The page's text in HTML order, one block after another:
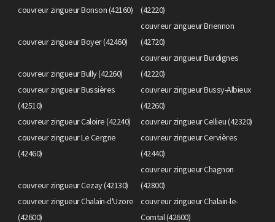
couvreur zingueur Bonson (42160)
(42220)
couvreur zingueur Boyer (42460)
couvreur zingueur Briennon
(42720)
couvreur zingueur Bully (42260)
couvreur zingueur Burdignes
(42220)
couvreur zingueur Bussières
(42510)
couvreur zingueur Bussy-Albieux
(42260)
couvreur zingueur Caloire (42240)
couvreur zingueur Cellieu (42320)
couvreur zingueur Le Cergne
(42460)
couvreur zingueur Cervières
(42440)
couvreur zingueur Cezay (42130)
couvreur zingueur Chagnon
(42800)
couvreur zingueur Chalain-d'Uzore
(42600)
couvreur zingueur Chalain-le-
Comtal (42600)